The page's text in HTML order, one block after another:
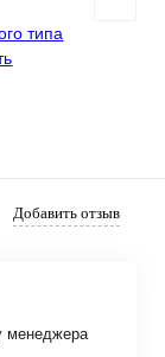
Добавить отзыв
менеджера